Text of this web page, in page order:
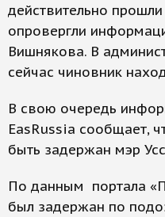
действительно
опровергли
Вишнякова. В
сейчас чиновник
В свою очередь
EasRussia сообщает,
быть задержан мэр
По данным портала
был задержан по